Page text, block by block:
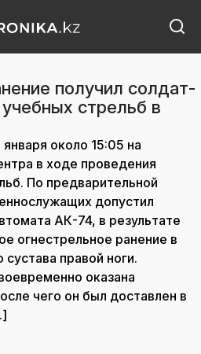
получил солдат-
стрельб в
около 15:05 на
в ходе проведения
По предварительной
допустил
АК-74, в результате
огнестрельное ранение в
сустава правой ноги.
оказана
чего он был доставлен в